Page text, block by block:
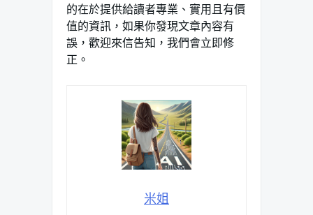
的在於提供給讀者專業、實用且有價
值的資訊，如果你發現文章內容有
誤，歡迎來信告知，我們會立即修
正。
米姐